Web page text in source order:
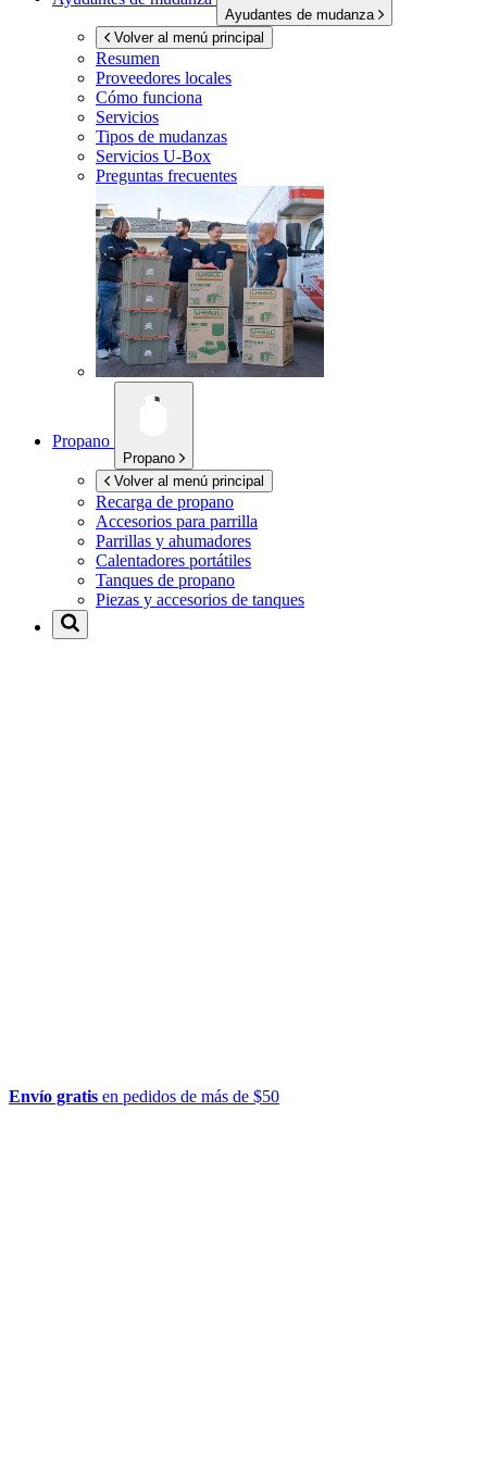
Ayudantes de mudanza
Volver al menú principal
Resumen
Proveedores locales
Cómo funciona
Servicios
Tipos de mudanzas
Servicios U-Box
Preguntas frecuentes
Propano
Propano
Volver al menú principal
Recarga de propano
Accesorios para parrilla
Parrillas y ahumadores
Calentadores portátiles
Tanques de propano
Piezas y accesorios de tanques
Envío gratis en pedidos de más de $50